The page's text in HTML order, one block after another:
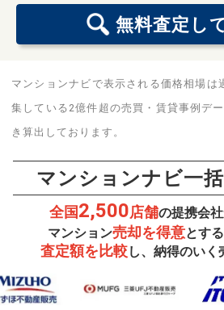
無料査定 し
マンションナビで表示される価格相場は
集している2億件超の売買・賃貸事例デ
き算出しております。
マンションナビ一
全国2,500店舗の提携会
マンション売却を得意とす
査定額を比較し、納得のいく